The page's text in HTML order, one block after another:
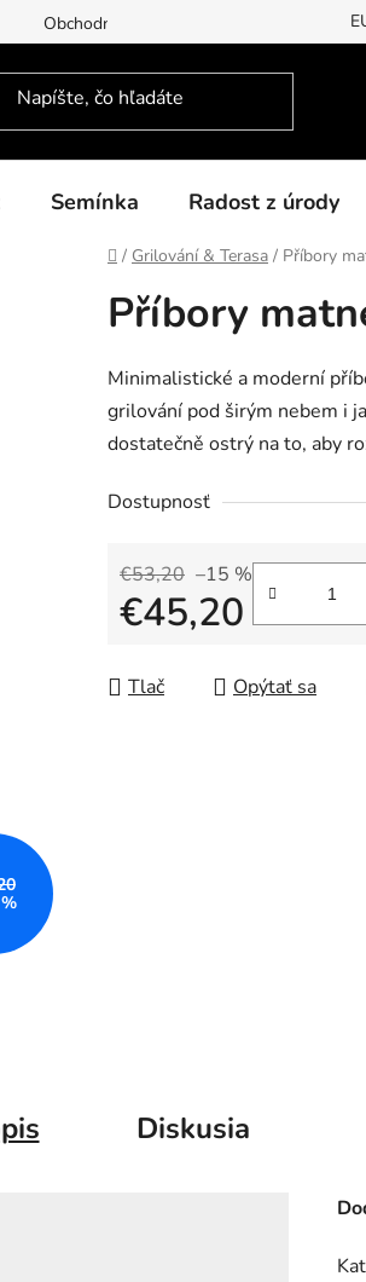
Obchodní podmínky Podmínky
Semínka Radost z úrody
Domov
/ Grilování & Terasa / Příbory
Příbory
Minimalistické a moderní
grilování pod širým nebem i
dostatečně ostrý na to, aby
Dostupnosť
€53,20 –15 %
€45,20
Tlač Opýtať sa
Diskusia